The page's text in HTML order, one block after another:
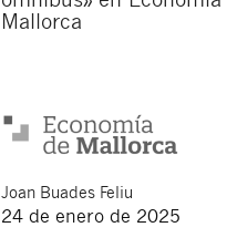
Mallorca
Joan Buades Feliu
24 de enero de 2025